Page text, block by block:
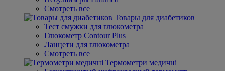
Смотреть все
Товары для диабетиков
Тест смужки для глюкометра
Глюкометр Contour Plus
Ланцети для глюкометра
Смотреть все
Термометри медичні